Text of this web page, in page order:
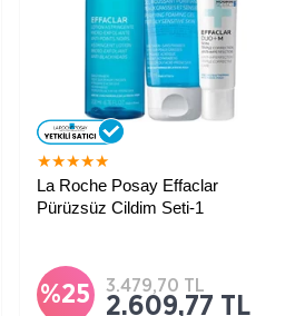
★★★★★
La Roche Posay Effaclar
Pürüzsüz Cildim Seti-1
arındırılmasına ve sebum dengesinin
korunmasına yardımcı olur.
%25 2.609,77 TL
3.479,70 TL